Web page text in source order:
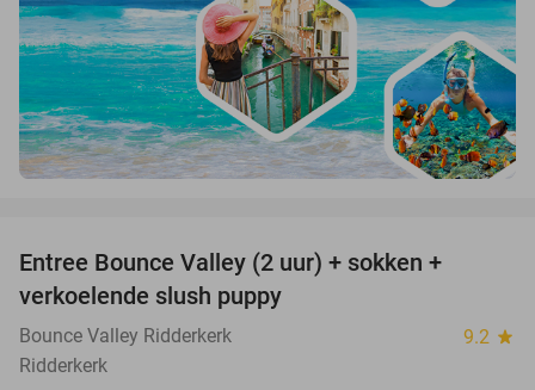
Entree Bounce Valley (2 uur) + sokken +
verkoelende slush puppy
Bounce Valley Ridderkerk 9.2 star
Ridderkerk